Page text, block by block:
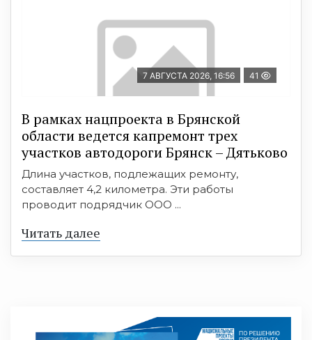
7 АВГУСТА 2026, 16:56 41
В рамках нацпроекта в Брянской
области ведется капремонт трех
участков автодороги Брянск – Дятьково
Длина участков, подлежащих ремонту,
составляет 4,2 километра. Эти работы
проводит подрядчик ООО ...
Читать далее